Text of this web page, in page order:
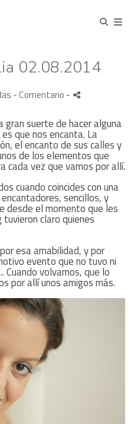
02.08.2014
- Comentario -
suerte de hacer alguna
que nos encanta. La
el encanto de sus calles y
de los elementos que
cada vez que vamos por allí.
cuando coincides con una
sencillos, y
desde el momento que les
claro quienes
esa amabilidad, y por
evento que no tuvo ni
Cuando volvamos, que lo
por allí unos amigos más.